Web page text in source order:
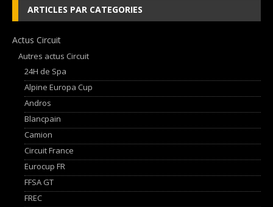
ARTICLES PAR CATEGORIES
Actus Circuit
Autres actus Circuit
24H de Spa
Alpine Europa Cup
Andros
Blancpain
Camion
Circuit France
Eurocup FR
FFSA GT
FREC